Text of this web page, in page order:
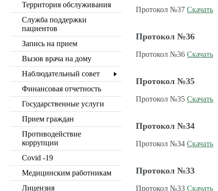
Территория обслуживания
Служба поддержки
пациентов
Запись на прием
Вызов врача на дому
Наблюдательный совет
Финансовая отчетность
Государственные услуги
Прием граждан
Противодействие
коррупции
Covid -19
Медицинским работникам
Лицензия
Протокол №37Скачать
Протокол №36
Протокол №36Скачать
Протокол №35
Протокол №35Скачать
Протокол №34
Протокол №34Скачать
Протокол №33
Протокол №33Скачать